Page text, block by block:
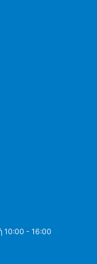
10:00 - 16:00